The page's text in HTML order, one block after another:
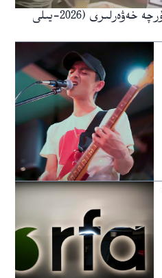
ئەركىن ئاسىيا رادىيوسى ئۇيغۇرچە خەۋەرلىرى (2026-يىلى